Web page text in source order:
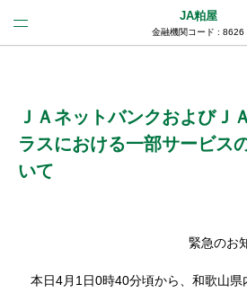
JA粕屋
金融機関コード : 8626
(法人JAネットバンク)
ＪＡネットバンクおよびＪ
ラスにおける一部サービス
いて
緊急のお
本日4月1日0時40分頃から、和歌山県